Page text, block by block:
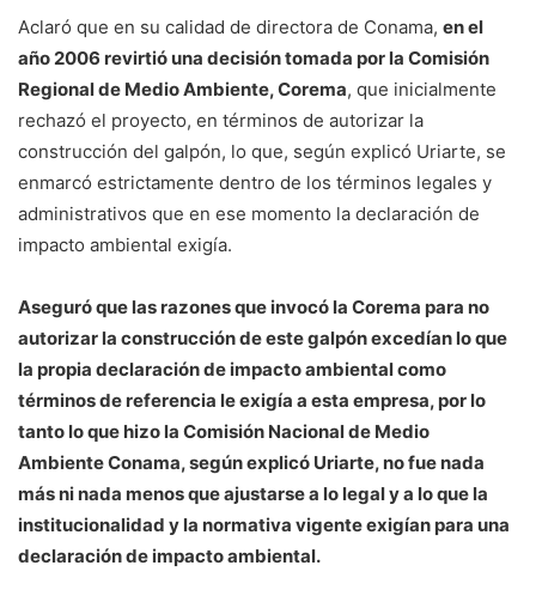
Aclaró que en su calidad de directora de Conama, en el
año 2006 revirtió una decisión tomada por la Comisión
Regional de Medio Ambiente, Corema, que inicialmente
rechazó el proyecto, en términos de autorizar la
construcción del galpón, lo que, según explicó Uriarte, se
enmarcó estrictamente dentro de los términos legales y
administrativos que en ese momento la declaración de
impacto ambiental exigía.
Aseguró que las razones que invocó la Corema para no
autorizar la construcción de este galpón excedían lo que
la propia declaración de impacto ambiental como
términos de referencia le exigía a esta empresa, por lo
tanto lo que hizo la Comisión Nacional de Medio
Ambiente Conama, según explicó Uriarte, no fue nada
más ni nada menos que ajustarse a lo legal y a lo que la
institucionalidad y la normativa vigente exigían para una
declaración de impacto ambiental.